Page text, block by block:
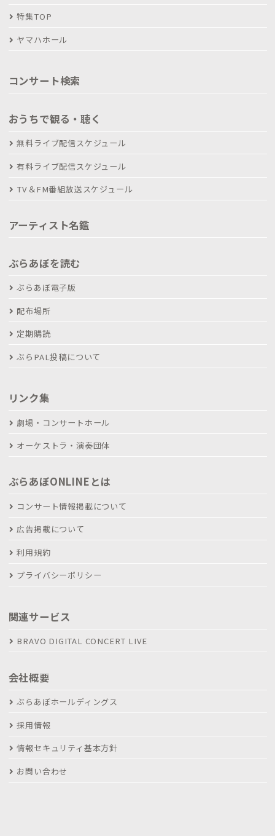
特集TOP
ヤマハホール
コンサート検索
おうちで観る・聴く
無料ライブ配信スケジュール
有料ライブ配信スケジュール
TV＆FM番組放送スケジュール
アーティスト名鑑
ぶらあぼを読む
ぶらあぼ電子版
配布場所
定期購読
ぶらPAL投稿について
リンク集
劇場・コンサートホール
オーケストラ・演奏団体
ぶらあぼONLINEとは
コンサート情報掲載について
広告掲載について
利用規約
プライバシーポリシー
関連サービス
BRAVO DIGITAL CONCERT LIVE
会社概要
ぶらあぼホールディングス
採用情報
情報セキュリティ基本方針
お問い合わせ